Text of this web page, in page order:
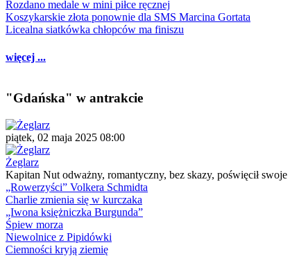
Rozdano medale w mini piłce ręcznej
Koszykarskie złota ponownie dla SMS Marcina Gortata
Licealna siatkówka chłopców ma finiszu
więcej ...
"Gdańska" w antrakcie
piątek, 02 maja 2025 08:00
Żeglarz
Kapitan Nut odważny, romantyczny, bez skazy, poświęcił swoje
„Rowerzyści” Volkera Schmidta
Charlie zmienia się w kurczaka
„Iwona księżniczka Burgunda”
Śpiew morza
Niewolnice z Pipidówki
Ciemności kryją ziemię